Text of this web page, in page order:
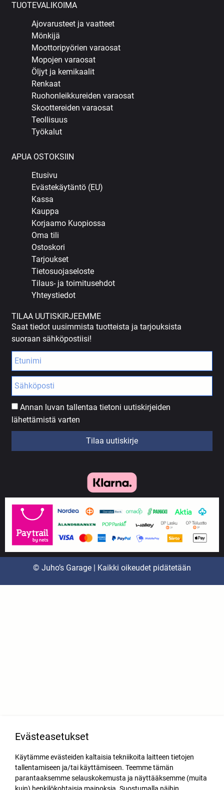
TUOTEVALIKOIMA
Ajovarusteet ja vaatteet
Mönkijä
Moottoripyörien varaosat
Mopojen varaosat
Öljyt ja kemikaalit
Renkaat
Ruohonleikkureiden varaosat
Skoottereiden varaosat
Teollisuus
Työkalut
APUA OSTOKSIIN
Etusivu
Evästekäytäntö (EU)
Kassa
Kauppa
Korjaamo Kuopiossa
Oma tili
Ostoskori
Tarjoukset
Tietosuojaseloste
Tilaus- ja toimitusehdot
Yhteystiedot
TILAA UUTISKIRJEEMME
Saat tiedot uusimmista tuotteista ja tarjouksista
suoraan sähköpostiisi!
Annan luvan tallentaa tietoni uutiskirjeiden
lähettämistä varten
Tilaa uutiskirje
© Juho’s Garage | Kaikki oikeudet pidätetään
Evästeasetukset
Käytämme evästeiden kaltaisia tekniikoita laitteen tietojen
tallentamiseen ja/tai käyttämiseen. Teemme tämän
parantaaksemme selauskokemusta ja näyttääksemme (muita